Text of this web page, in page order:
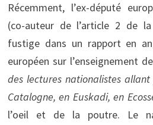
Récemment, l’ex-député
(co-auteur de l’article 2 de
fustige dans un rapport en
européen sur l’enseignement
des lectures nationalistes allant
Catalogne, en Euskadi, en
l’oeil et de la poutre. Le